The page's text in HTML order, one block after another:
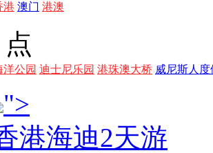
港 澳门 港澳
洋公园 迪士尼乐园 港珠澳大桥 威尼斯人度
">
港海迪2天游